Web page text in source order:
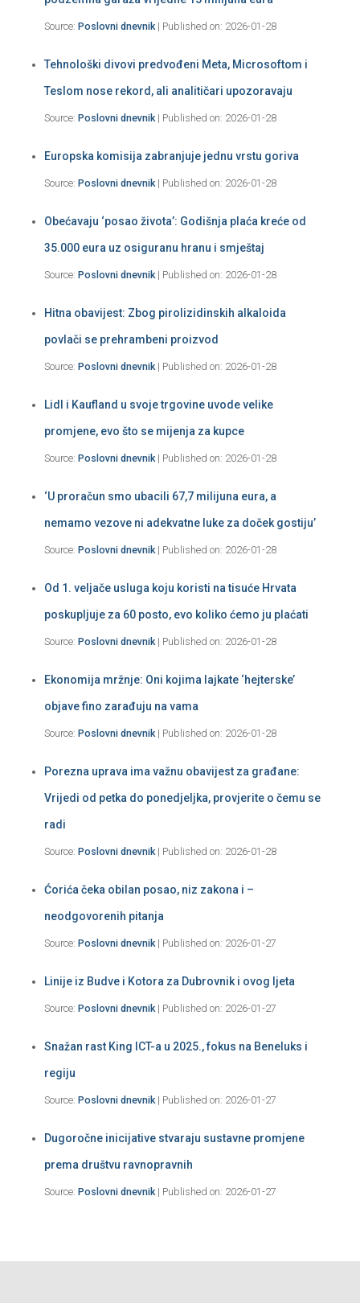
Source: Poslovni dnevnik Published on: 2026-01-28
Tehnološki divovi predvođeni Meta, Microsoftom i
Teslom nose rekord, ali analitičari upozoravaju
Source: Poslovni dnevnik Published on: 2026-01-28
Europska komisija zabranjuje jednu vrstu goriva
Source: Poslovni dnevnik Published on: 2026-01-28
Obećavaju ‘posao života’: Godišnja plaća kreće od
35.000 eura uz osiguranu hranu i smještaj
Source: Poslovni dnevnik Published on: 2026-01-28
Hitna obavijest: Zbog pirolizidinskih alkaloida
povlači se prehrambeni proizvod
Source: Poslovni dnevnik Published on: 2026-01-28
Lidl i Kaufland u svoje trgovine uvode velike
promjene, evo što se mijenja za kupce
Source: Poslovni dnevnik Published on: 2026-01-28
‘U proračun smo ubacili 67,7 milijuna eura, a
nemamo vezove ni adekvatne luke za doček gostiju’
Source: Poslovni dnevnik Published on: 2026-01-28
Od 1. veljače usluga koju koristi na tisuće Hrvata
poskupljuje za 60 posto, evo koliko ćemo ju plaćati
Source: Poslovni dnevnik Published on: 2026-01-28
Ekonomija mržnje: Oni kojima lajkate ‘hejterske’
objave fino zarađuju na vama
Source: Poslovni dnevnik Published on: 2026-01-28
Porezna uprava ima važnu obavijest za građane:
Vrijedi od petka do ponedjeljka, provjerite o čemu se
radi
Source: Poslovni dnevnik Published on: 2026-01-28
Ćorića čeka obilan posao, niz zakona i –
neodgovorenih pitanja
Source: Poslovni dnevnik Published on: 2026-01-27
Linije iz Budve i Kotora za Dubrovnik i ovog ljeta
Source: Poslovni dnevnik Published on: 2026-01-27
Snažan rast King ICT-a u 2025., fokus na Beneluks i
regiju
Source: Poslovni dnevnik Published on: 2026-01-27
Dugoročne inicijative stvaraju sustavne promjene
prema društvu ravnopravnih
Source: Poslovni dnevnik Published on: 2026-01-27